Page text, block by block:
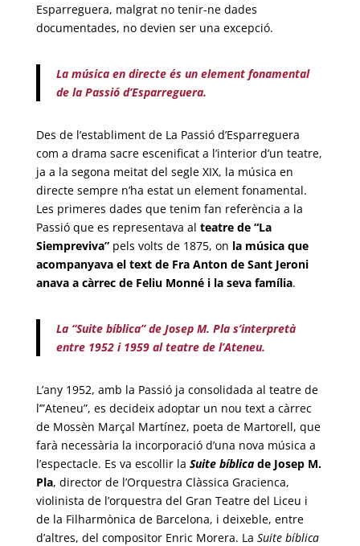
Esparreguera, malgrat no tenir-ne dades
documentades, no devien ser una excepció.
La música en directe és un element fonamental
de la Passió d’Esparreguera.
Des de l’establiment de La Passió d’Esparreguera
com a drama sacre escenificat a l’interior d’un teatre,
ja a la segona meitat del segle XIX, la música en
directe sempre n’ha estat un element fonamental.
Les primeres dades que tenim fan referència a la
Passió que es representava al teatre de “La
Siempreviva”pels volts de 1875, on la música que
acompanyava el text de Fra Anton de Sant Jeroni
anava a càrrec de Feliu Monné i la seva família.
La “Suite bíblica” de Josep M. Pla s’interpretà
entre 1952 i 1959 al teatre de l’Ateneu.
L’any 1952, amb la Passió ja consolidada al teatre de
l’”Ateneu”, es decideix adoptar un nou text a càrrec
de Mossèn Marçal Martínez, poeta de Martorell, que
farà necessària la incorporació d’una nova música a
l’espectacle. Es va escollir la Suite bíblicade Josep M.
Pla, director de l’Orquestra Clàssica Gracienca,
violinista de l’orquestra del Gran Teatre del Liceu i
de la Filharmònica de Barcelona, i deixeble, entre
d’altres, del compositor Enric Morera. La Suite bíblica